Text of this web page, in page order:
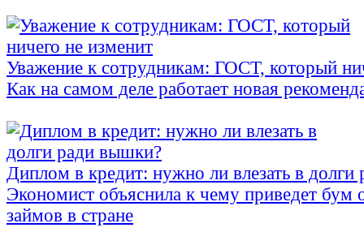
Уважение к сотрудникам: ГОСТ, который
Как на самом деле работает новая
Диплом в кредит: нужно ли влезать в
Экономист объяснила к чему приведет бум
займов в стране